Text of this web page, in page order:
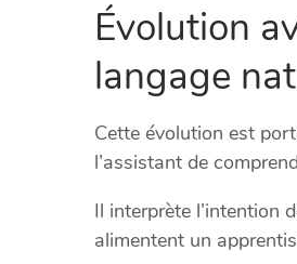
Évolution
langage
Cette évolution est
l’assistant de
Il interprète l’intention
alimentent un